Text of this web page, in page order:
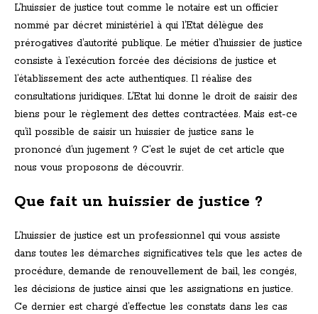
L’huissier de justice tout comme le notaire est un officier
nommé par décret ministériel à qui l’Etat délègue des
prérogatives d’autorité publique. Le métier d’huissier de justice
consiste à l’exécution forcée des décisions de justice et
l’établissement des acte authentiques. Il réalise des
consultations juridiques. L’Etat lui donne le droit de saisir des
biens pour le règlement des dettes contractées. Mais est-ce
qu’il possible de saisir un huissier de justice sans le
prononcé d’un jugement ? C’est le sujet de cet article que
nous vous proposons de découvrir.
Que fait un huissier de justice ?
L’huissier de justice est un professionnel qui vous assiste
dans toutes les démarches significatives tels que les actes de
procédure, demande de renouvellement de bail, les congés,
les décisions de justice ainsi que les assignations en justice.
Ce dernier est chargé d’effectue les constats dans les cas